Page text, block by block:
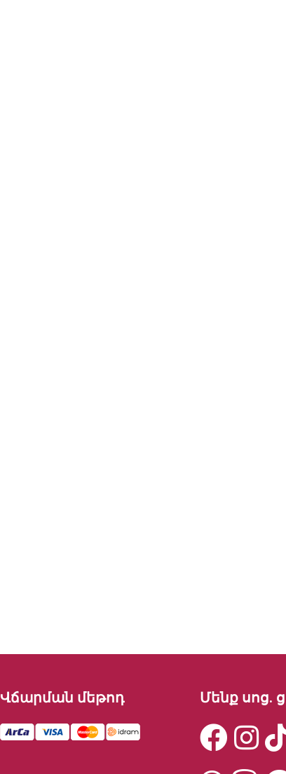
Վճարման մեթոդ Մենք սոց.